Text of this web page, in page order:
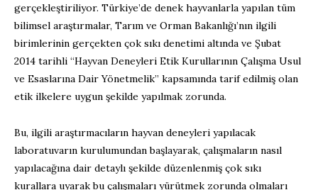
gerçekleştiriliyor. Türkiye’de denek hayvanlarla yapılan tüm
bilimsel araştırmalar, Tarım ve Orman Bakanlığı’nın ilgili
birimlerinin gerçekten çok sıkı denetimi altında ve Şubat
2014 tarihli “Hayvan Deneyleri Etik Kurullarının Çalışma Usul
ve Esaslarına Dair Yönetmelik” kapsamında tarif edilmiş olan
etik ilkelere uygun şekilde yapılmak zorunda.
Bu, ilgili araştırmacıların hayvan deneyleri yapılacak
laboratuvarın kurulumundan başlayarak, çalışmaların nasıl
yapılacağına dair detaylı şekilde düzenlenmiş çok sıkı
kurallara uyarak bu çalışmaları yürütmek zorunda olmaları